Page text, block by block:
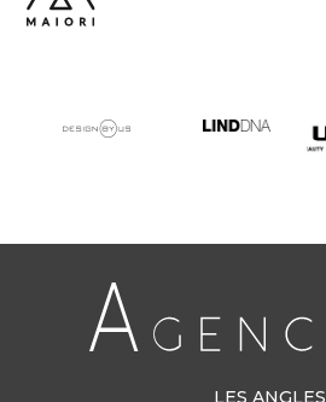
LES ANGLES